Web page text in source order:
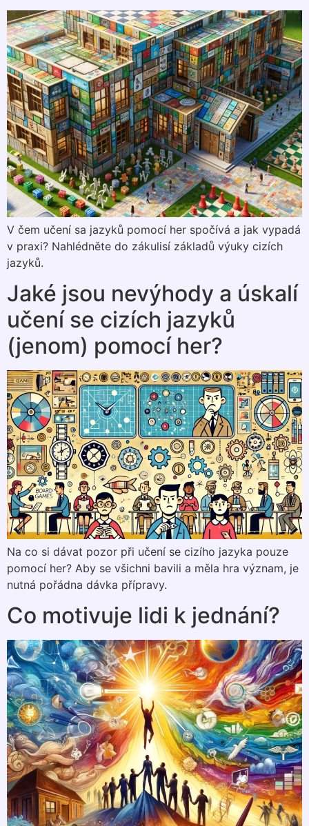
V čem učení sa jazyků pomocí her spočívá a jak vypadá
v praxi? Nahlédněte do zákulisí základů výuky cizích
jazyků.
Jaké jsou nevýhody a úskalí
učení se cizích jazyků
(jenom) pomocí her?
Na co si dávat pozor při učení se cizího jazyka pouze
pomocí her? Aby se všichni bavili a měla hra význam, je
nutná pořádna dávka přípravy.
Co motivuje lidi k jednání?